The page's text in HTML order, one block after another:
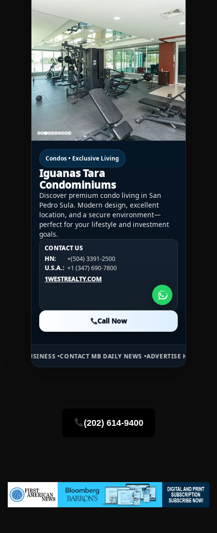
Condos • Exclusive Living
Iguanas Tara
Condominiums
Discover premium condo living in San
Pedro Sula. Modern design, excellent
location, and a secure environment—
perfect for your lifestyle and investment
goals.
CONTACT US
HN:
+(504) 3391-2500
U.S.A.: +1 (347) 690-7800
1WESTREALTY.COM
Call Now
CONTACT US
HN:
+(504) 3391-2500
U.S.A.:
+1 (984) 246-2100
1WESTREALTY.COM
CONTACT US
HN:
+(504) 3391-2500
U.S.A.: +1 (984) 246-2100
1WESTREALTY.COM
Call Now
CONTACT MB DAILY NEWS •ADVERTISE HERE •PREMIUM
(202) 614-9400